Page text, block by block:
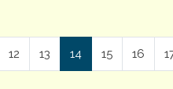
Page 14 sur 38
12 13 14 15 16